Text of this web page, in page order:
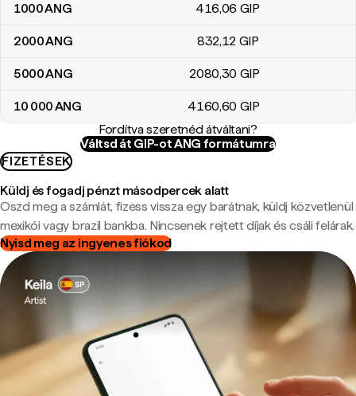
1000ANG 416,06 GIP
2000ANG 832,12 GIP
5000ANG 2080,30 GIP
10 000ANG 4160,60 GIP
Fordítva szeretnéd átváltani?
Váltsd át GIP-ot ANG formátumra
FIZETÉSEK
Küldj és fogadj pénzt másodpercek alatt
Oszd meg a számlát, fizess vissza egy barátnak, küldj közvetlenül
mexikói vagy brazil bankba. Nincsenek rejtett díjak és csáli felárak.
Nyisd meg az ingyenes fiókod